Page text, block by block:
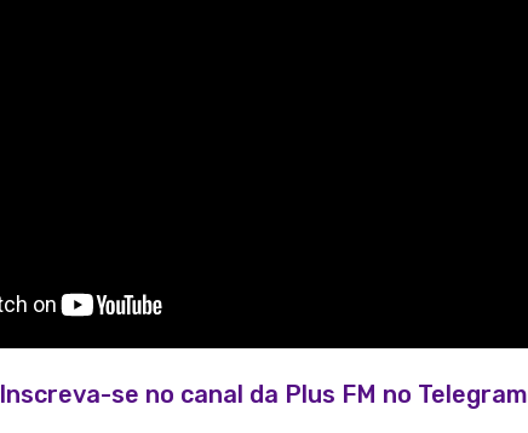
Inscreva-se no canal da Plus FM no Telegram